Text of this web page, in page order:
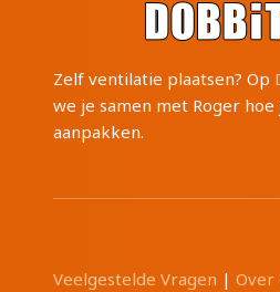
Zelf ventilatie plaatsen? Op
we je samen met Roger hoe
aanpakken.
Veelgestelde Vragen | Over